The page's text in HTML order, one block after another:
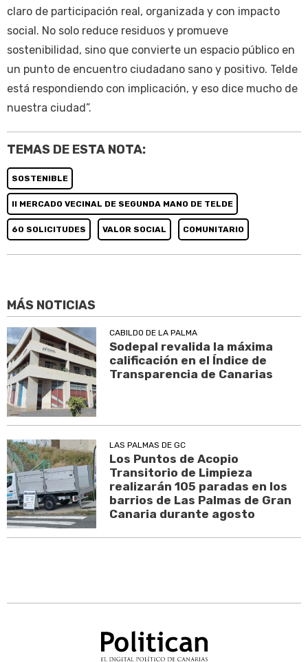
claro de participación real, organizada y con impacto
social. No solo reduce residuos y promueve
sostenibilidad, sino que convierte un espacio público en
un punto de encuentro ciudadano sano y positivo. Telde
está respondiendo con implicación, y eso dice mucho de
nuestra ciudad”.
TEMAS DE ESTA NOTA:
SOSTENIBLE
II MERCADO VECINAL DE SEGUNDA MANO DE TELDE
60 SOLICITUDES VALOR SOCIAL COMUNITARIO
MÁS NOTICIAS
CABILDO DE LA PALMA
Sodepal revalida la máxima
calificación en el Índice de
Transparencia de Canarias
LAS PALMAS DE GC
Los Puntos de Acopio
Transitorio de Limpieza
realizarán 105 paradas en los
barrios de Las Palmas de Gran
Canaria durante agosto